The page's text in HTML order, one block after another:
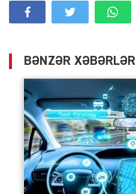
BƏNZƏR XƏBƏRLƏR